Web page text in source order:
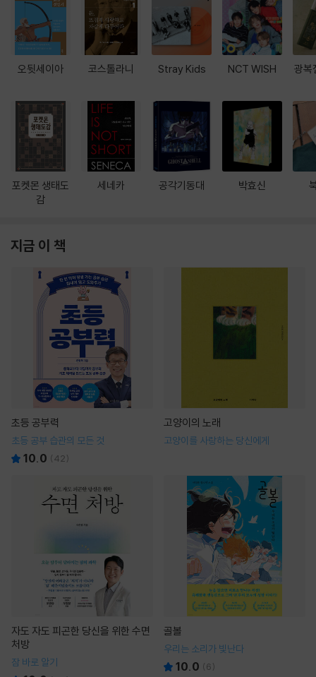
오뒷세이아
포켓몬 생태도
감
코스톨라니
세네카
Stray Kids
공각기동대
NCT WISH
박효신
광복
지금 이 책
초등 공부력
초등 공부 습관의 모든 것
10.0 (42)
고양이의 노래
고양이를 사랑하는 당신에게
자도 자도 피곤한 당신을 위한 수면
처방
잠 바로 알기
골볼
우리는 소리가 빛난다
10.0 (6)